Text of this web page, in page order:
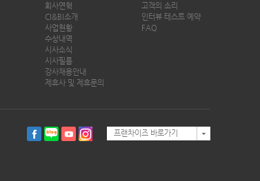
회사연혁
CI&BI소개
사업현황
수상내역
시사소식
시사필름
강사채용안내
제휴사 및 제휴문의
고객의 소리
인터뷰 테스트 예약
FAQ
프랜차이즈 바로가기